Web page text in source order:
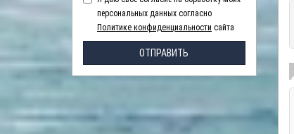
персональных данных согласно
Политике конфиденциальности сайта
ОТПРАВИТЬ